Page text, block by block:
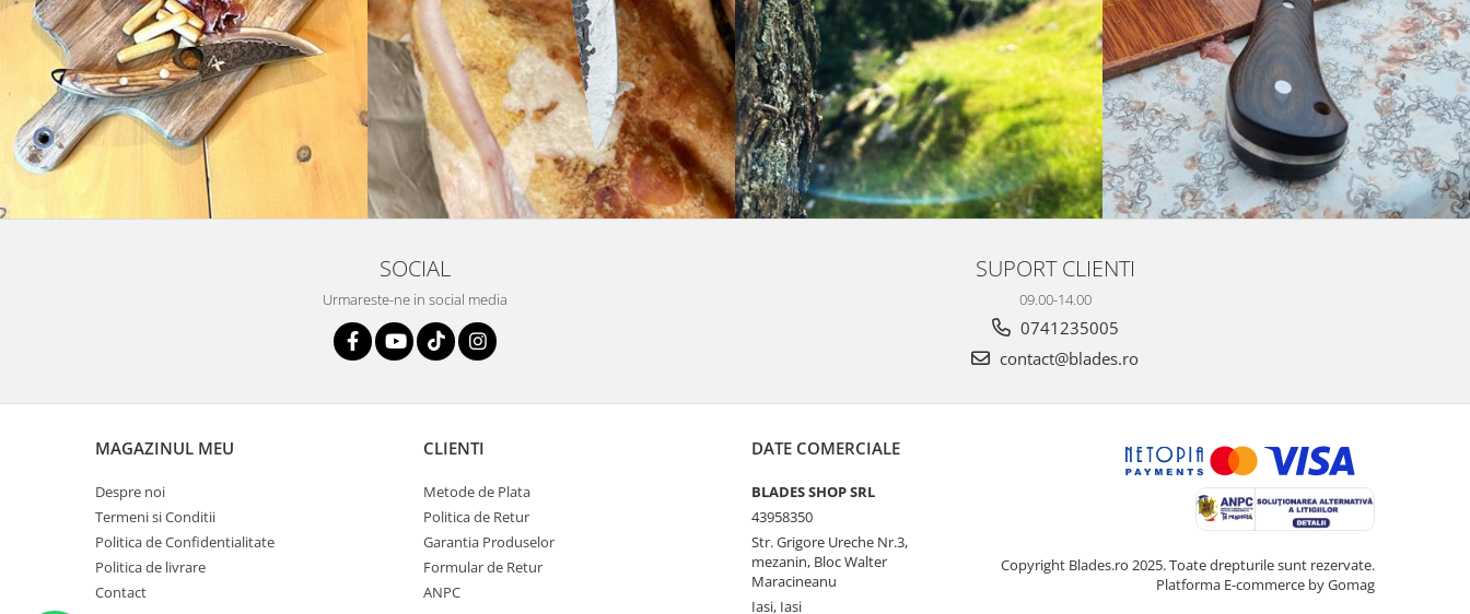
SOCIAL
Urmareste-ne in social media
SUPORT CLIENTI
09.00-14.00
0741235005
contact@blades.ro
MAGAZINUL MEU
Despre noi
Termeni si Conditii
Politica de Confidentialitate
Politica de livrare
Contact
CLIENTI
Metode de Plata
Politica de Retur
Garantia Produselor
Formular de Retur
ANPC
DATE COMERCIALE
BLADES SHOP SRL
43958350
Str. Grigore Ureche Nr.3,
mezanin, Bloc Walter
Maracineanu
Iasi, Iasi
Copyright Blades.ro 2025. Toate drepturile sunt rezervate.
Platforma E-commerce by Gomag